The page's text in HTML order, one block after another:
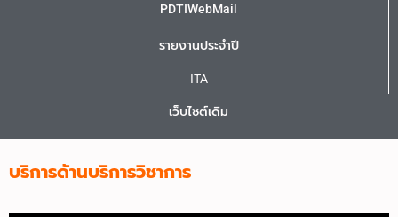
PDTIWebMail
รายงานประจำปี
ITA
เว็บไซต์เดิม
บริการด้านบริการวิชาการ